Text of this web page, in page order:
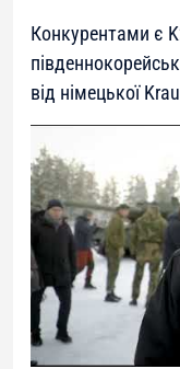
Конкурентами є
від німецької